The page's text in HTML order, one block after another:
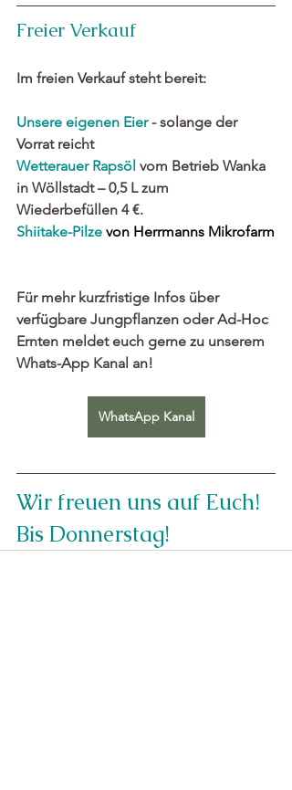
Freier Verkauf
Im freien Verkauf steht bereit:
Unsere eigenen Eier - solange der
Vorrat reicht
Wetterauer Rapsöl vom Betrieb Wanka
in Wöllstadt – 0,5 L zum
Wiederbefüllen 4 €.
Shiitake-Pilze von Herrmanns Mikrofarm
Für mehr kurzfristige Infos über
verfügbare Jungpflanzen oder Ad-Hoc
Ernten meldet euch gerne zu unserem
Whats-App Kanal an!
WhatsApp Kanal
Wir freuen uns auf Euch!
Bis Donnerstag!